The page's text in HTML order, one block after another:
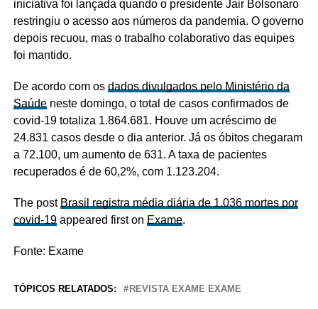
iniciativa foi lançada quando o presidente Jair Bolsonaro
restringiu o acesso aos números da pandemia. O governo
depois recuou, mas o trabalho colaborativo das equipes
foi mantido.
De acordo com os dados divulgados pelo Ministério da
Saúdeneste domingo, o total de casos confirmados de
covid-19 totaliza 1.864.681. Houve um acréscimo de
24.831 casos desde o dia anterior. Já os óbitos chegaram
a 72.100, um aumento de 631. A taxa de pacientes
recuperados é de 60,2%, com 1.123.204.
The post Brasil registra média diária de 1.036 mortes por
covid-19appeared first on Exame.
Fonte: Exame
TÓPICOS RELATADOS: REVISTA EXAME EXAME